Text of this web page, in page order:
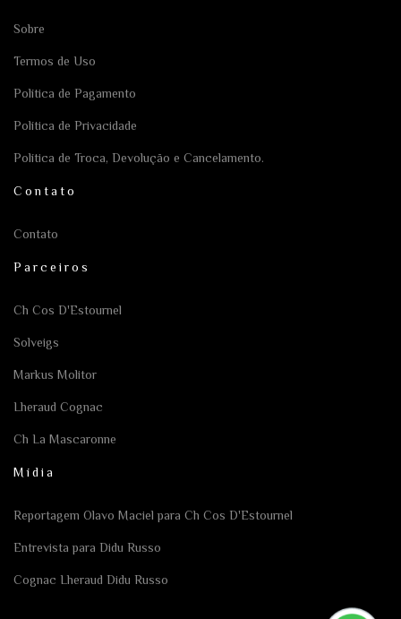
Sobre
Termos de Uso
Política de Pagamento
Política de Privacidade
Política de Troca, Devolução e Cancelamento.
Contato
Contato
Parceiros
Ch Cos D'Estournel
Solveigs
Markus Molitor
Lheraud Cognac
Ch La Mascaronne
Mídia
Reportagem Olavo Maciel para Ch Cos D'Estournel
Entrevista para Didu Russo
Cognac Lheraud Didu Russo